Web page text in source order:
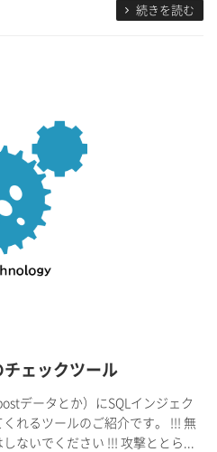
続きを読む
ェックツール
データとか）にSQLインジェク
れるツールのご紹介です。 !!! 無
ないでください !!! 攻撃ととら...